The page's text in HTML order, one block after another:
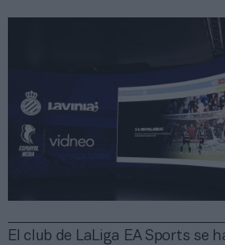
El club de LaLiga EA Sports se